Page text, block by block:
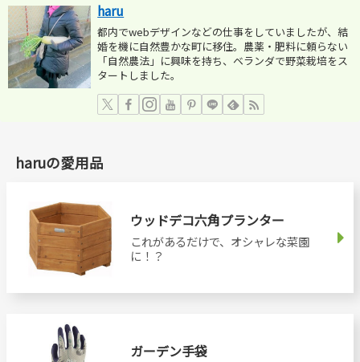
haru
都内でwebデザインなどの仕事をしていましたが、結
婚を機に自然豊かな町に移住。農薬・肥料に頼らない
「自然農法」に興味を持ち、ベランダで野菜栽培をス
タートしました。
haruの愛用品
ウッドデコ六角プランター
これがあるだけで、オシャレな菜園
に！？
ガーデン手袋